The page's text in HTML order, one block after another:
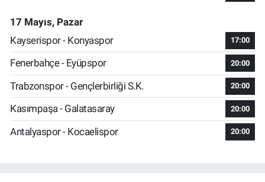
17 Mayıs, Pazar
Kayserispor - Konyaspor
17:00
Fenerbahçe - Eyüpspor 20:00
Trabzonspor - Gençlerbirliği S.K. 20:00
Kasımpaşa - Galatasaray 20:00
Antalyaspor - Kocaelispor 20:00